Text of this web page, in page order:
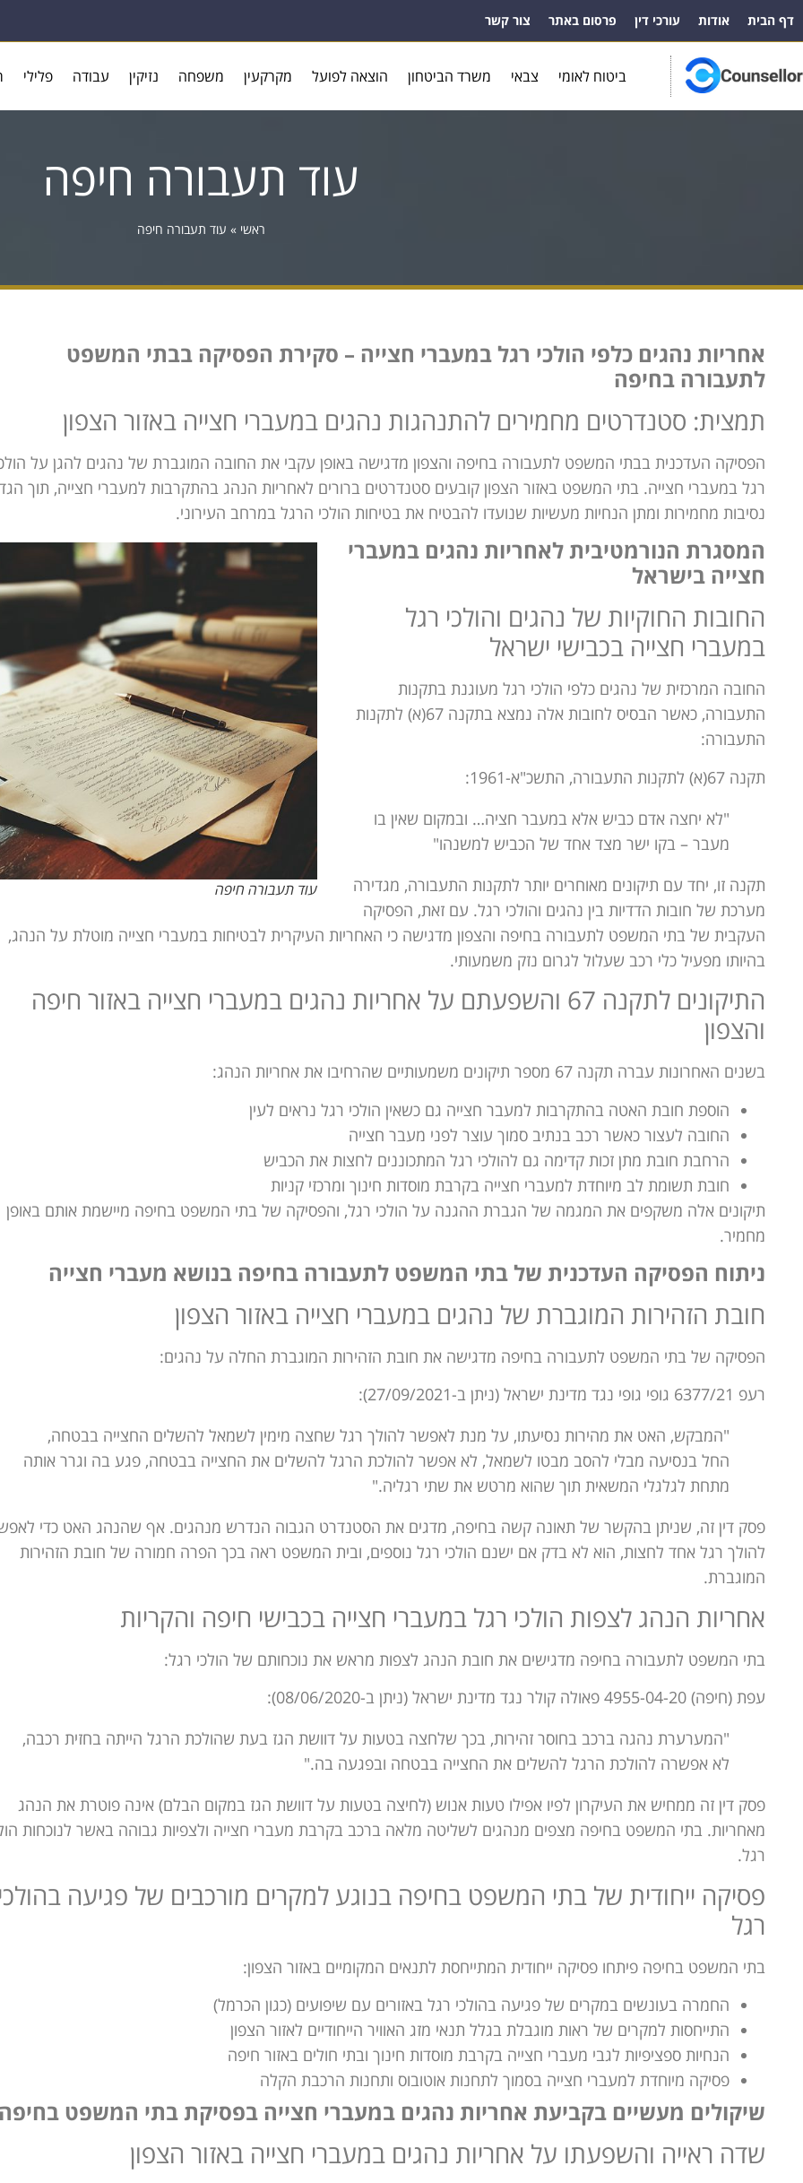
דף הבית אודות עורכי דין פרסום באתר צור קשר
ביטוח לאומי צבאי משרד הביטחון הוצאה לפועל מקרקעין משפחה נזיקין עבודה פלילי
עוד תעבורה חיפה
ראשי » עוד תעבורה חיפה
אחריות נהגים כלפי הולכי רגל במעברי חצייה – סקירת הפסיקה בבתי המשפט
לתעבורה בחיפה
תמצית: סטנדרטים מחמירים להתנהגות נהגים במעברי חצייה באזור הצפון
הפסיקה העדכנית בבתי המשפט לתעבורה בחיפה והצפון מדגישה באופן עקבי את החובה המוגברת של נהגים להגן על
רגל במעברי חצייה. בתי המשפט באזור הצפון קובעים סטנדרטים ברורים לאחריות הנהג בהתקרבות למעברי חצייה, תוך
נסיבות מחמירות ומתן הנחיות מעשיות שנועדו להבטיח את בטיחות הולכי הרגל במרחב העירוני.
עוד תעבורה חיפה
המסגרת הנורמטיבית לאחריות נהגים במעברי
חצייה בישראל
החובות החוקיות של נהגים והולכי רגל
במעברי חצייה בכבישי ישראל
החובה המרכזית של נהגים כלפי הולכי רגל מעוגנת בתקנות
התעבורה, כאשר הבסיס לחובות אלה נמצא בתקנה 67(א) לתקנות
התעבורה:
תקנה 67(א) לתקנות התעבורה, התשכ"א-1961:
"לא יחצה אדם כביש אלא במעבר חציה… ובמקום שאין בו
מעבר – בקו ישר מצד אחד של הכביש למשנהו"
תקנה זו, יחד עם תיקונים מאוחרים יותר לתקנות התעבורה, מגדירה
מערכת של חובות הדדיות בין נהגים והולכי רגל. עם זאת, הפסיקה
העקבית של בתי המשפט לתעבורה בחיפה והצפון מדגישה כי האחריות העיקרית לבטיחות במעברי חצייה מוטלת על הנהג,
בהיותו מפעיל כלי רכב שעלול לגרום נזק משמעותי.
התיקונים לתקנה 67 והשפעתם על אחריות נהגים במעברי חצייה באזור חיפה
והצפון
בשנים האחרונות עברה תקנה 67 מספר תיקונים משמעותיים שהרחיבו את אחריות הנהג:
הוספת חובת האטה בהתקרבות למעבר חצייה גם כשאין הולכי רגל נראים לעין
החובה לעצור כאשר רכב בנתיב סמוך עוצר לפני מעבר חצייה
הרחבת חובת מתן זכות קדימה גם להולכי רגל המתכוננים לחצות את הכביש
חובת תשומת לב מיוחדת למעברי חצייה בקרבת מוסדות חינוך ומרכזי קניות
תיקונים אלה משקפים את המגמה של הגברת ההגנה על הולכי רגל, והפסיקה של בתי המשפט בחיפה מיישמת אותם באופן
מחמיר.
ניתוח הפסיקה העדכנית של בתי המשפט לתעבורה בחיפה בנושא מעברי חצייה
חובת הזהירות המוגברת של נהגים במעברי חצייה באזור הצפון
הפסיקה של בתי המשפט לתעבורה בחיפה מדגישה את חובת הזהירות המוגברת החלה על נהגים:
רעפ 6377/21 גופי גופי נגד מדינת ישראל (ניתן ב-27/09/2021):
"המבקש, האט את מהירות נסיעתו, על מנת לאפשר להולך רגל שחצה מימין לשמאל להשלים החצייה בבטחה,
החל בנסיעה מבלי להסב מבטו לשמאל, לא אפשר להולכת הרגל להשלים את החצייה בבטחה, פגע בה וגרר אותה
מתחת לגלגלי המשאית תוך שהוא מרטש את שתי רגליה."
פסק דין זה, שניתן בהקשר של תאונה קשה בחיפה, מדגים את הסטנדרט הגבוה הנדרש מנהגים. אף שהנהג האט כדי
להולך רגל אחד לחצות, הוא לא בדק אם ישנם הולכי רגל נוספים, ובית המשפט ראה בכך הפרה חמורה של חובת הזהירות
המוגברת.
אחריות הנהג לצפות הולכי רגל במעברי חצייה בכבישי חיפה והקריות
בתי המשפט לתעבורה בחיפה מדגישים את חובת הנהג לצפות מראש את נוכחותם של הולכי רגל:
עפת (חיפה) 4955-04-20 פאולה קולר נגד מדינת ישראל (ניתן ב-08/06/2020):
"המערערת נהגה ברכב בחוסר זהירות, בכך שלחצה בטעות על דוושת הגז בעת שהולכת הרגל הייתה בחזית רכבה,
לא אפשרה להולכת הרגל להשלים את החצייה בבטחה ובפגעה בה."
פסק דין זה ממחיש את העיקרון לפיו אפילו טעות אנוש (לחיצה בטעות על דוושת הגז במקום הבלם) אינה פוטרת את הנהג
מאחריות. בתי המשפט בחיפה מצפים מנהגים לשליטה מלאה ברכב בקרבת מעברי חצייה ולצפיות גבוהה באשר לנוכחות
רגל.
פסיקה ייחודית של בתי המשפט בחיפה בנוגע למקרים מורכבים של פגיעה
רגל
בתי המשפט בחיפה פיתחו פסיקה ייחודית המתייחסת לתנאים המקומיים באזור הצפון:
החמרה בעונשים במקרים של פגיעה בהולכי רגל באזורים עם שיפועים (כגון הכרמל)
התייחסות למקרים של ראות מוגבלת בגלל תנאי מזג האוויר הייחודיים לאזור הצפון
הנחיות ספציפיות לגבי מעברי חצייה בקרבת מוסדות חינוך ובתי חולים באזור חיפה
פסיקה מיוחדת למעברי חצייה בסמוך לתחנות אוטובוס ותחנות הרכבת הקלה
שיקולים מעשיים בקביעת אחריות נהגים במעברי חצייה בפסיקת בתי המשפט
שדה ראייה והשפעתו על אחריות נהגים במעברי חצייה באזור הצפון